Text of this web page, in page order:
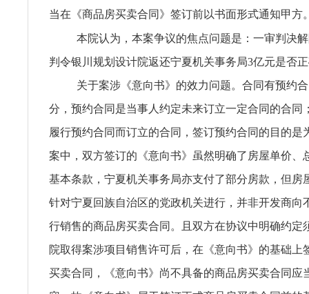
当在《商品房买卖合同》签订前以书面形式通知甲方
本院认为，本案争议的焦点问题是：一审判决
判令银川规划设计院返还宁夏机关事务局3亿元是否
关于案涉《意向书》的效力问题。合同有预约
分，预约合同是当事人约定未来订立一定合同的合同
履行预约合同而订立的合同，签订预约合同的目的是
案中，双方签订的《意向书》虽然明确了房屋单价、
基本条款，宁夏机关事务局亦支付了部分房款，但房
针对宁夏回族自治区的党政机关进行，并非开发商向
行销售的商品房买卖合同。且双方在协议中明确约定
院取得案涉项目销售许可后，在《意向书》的基础上
买卖合同，《意向书》尚不具备的商品房买卖合同应